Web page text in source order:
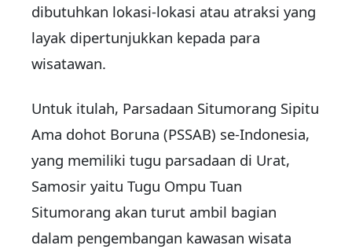
dibutuhkan lokasi-lokasi atau atraksi yang
layak dipertunjukkan kepada para
wisatawan.
Untuk itulah, Parsadaan Situmorang Sipitu
Ama dohot Boruna (PSSAB) se-Indonesia,
yang memiliki tugu parsadaan di Urat,
Samosir yaitu Tugu Ompu Tuan
Situmorang akan turut ambil bagian
dalam pengembangan kawasan wisata